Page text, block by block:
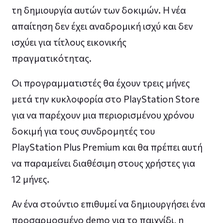
τη δημιουργία αυτών των δοκιμών. Η νέα
απαίτηση δεν έχει αναδρομική ισχύ και δεν
ισχύει για τίτλους εικονικής
πραγματικότητας.
Οι προγραμματιστές θα έχουν τρεις μήνες
μετά την κυκλοφορία στο PlayStation Store
για να παρέχουν μια περιορισμένου χρόνου
δοκιμή για τους συνδρομητές του
PlayStation Plus Premium και θα πρέπει αυτή
να παραμείνει διαθέσιμη στους χρήστες για
12 μήνες.
Αν ένα στούντιο επιθυμεί να δημιουργήσει ένα
προσαρμοσμένο demo για το παιχνίδι, η